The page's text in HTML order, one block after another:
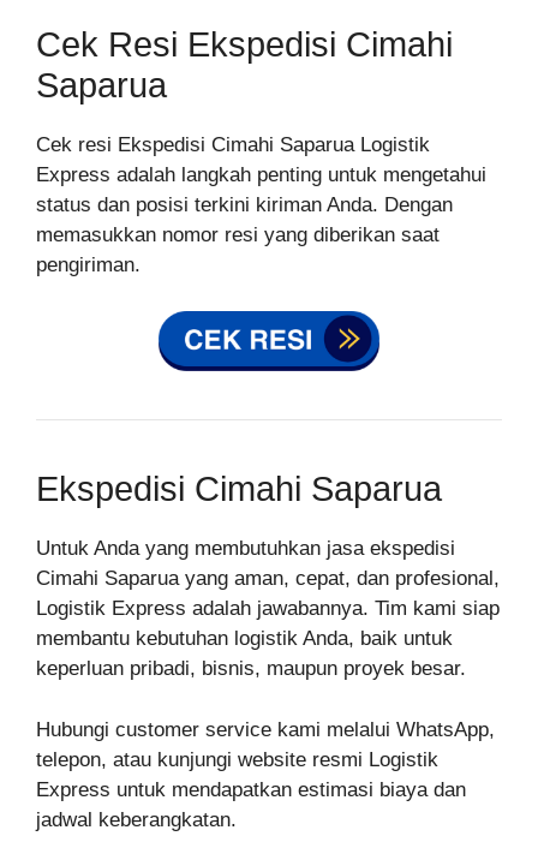
Cek Resi Ekspedisi Cimahi
Saparua
Cek resi Ekspedisi Cimahi Saparua Logistik
Express adalah langkah penting untuk mengetahui
status dan posisi terkini kiriman Anda. Dengan
memasukkan nomor resi yang diberikan saat
pengiriman.
Ekspedisi Cimahi Saparua
Untuk Anda yang membutuhkan jasa ekspedisi
Cimahi Saparua yang aman, cepat, dan profesional,
Logistik Express adalah jawabannya. Tim kami siap
membantu kebutuhan logistik Anda, baik untuk
keperluan pribadi, bisnis, maupun proyek besar.
Hubungi customer service kami melalui WhatsApp,
telepon, atau kunjungi website resmi Logistik
Express untuk mendapatkan estimasi biaya dan
jadwal keberangkatan.